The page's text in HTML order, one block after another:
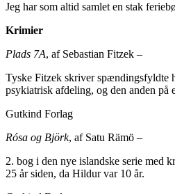
Jeg har som altid samlet en stak
Krimier
Plads 7A, af Sebastian Fitzek –
Tyske Fitzek skriver spændingsfyldte
psykiatrisk afdeling, og den anden
Gutkind Forlag
Rósa og Björk, af Satu Rämö –
2. bog i den nye islandske serie med
25 år siden, da Hildur var 10 år.